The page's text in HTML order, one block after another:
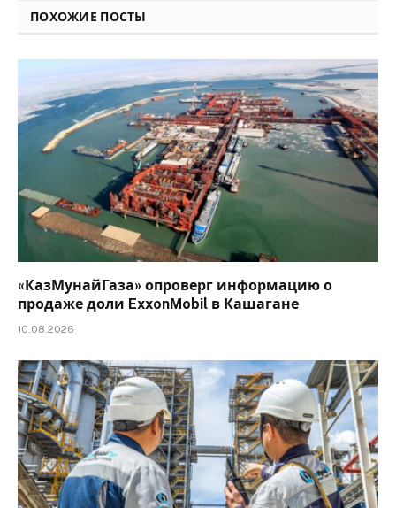
ПОХОЖИЕ ПОСТЫ
«КазМунайГаза» опроверг информацию о
продаже доли ExxonMobil в Кашагане
10.08.2026